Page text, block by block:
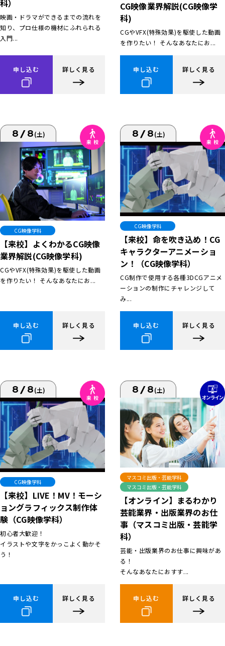
科）
映画・ドラマができるまでの流れを
知り、プロ仕様の機材にふれられる
入門...
申し込む 詳しく見る
CG映像業界解説(CG映像学
科)
CGやVFX(特殊効果)を駆使した動画
を作りたい！ そんなあなたにお...
申し込む 詳しく見る
8/8(土)
CG映像学科
【来校】よくわかるCG映像
業界解説(CG映像学科)
CGやVFX(特殊効果)を駆使した動画
を作りたい！ そんなあなたにお...
申し込む 詳しく見る
8/8(土)
CG映像学科
【来校】命を吹き込め！CG
キャラクターアニメーショ
ン！（CG映像学科）
CG制作で使用する各種3DCGアニメ
ーションの制作にチャレンジして
み...
申し込む 詳しく見る
8/8(土)
CG映像学科
【来校】LIVE！MV！モーシ
ョングラフィックス制作体
験（CG映像学科）
初心者大歓迎！
イラストや文字をかっこよく動かそ
う！
申し込む 詳しく見る
8/8(土)
マスコミ出版・芸能学科
マスコミ出版・芸能学科
【オンライン】まるわかり
芸能業界・出版業界のお仕
事（マスコミ出版・芸能学
科）
芸能・出版業界のお仕事に興味があ
る！
そんなあなたにおすす...
申し込む 詳しく見る